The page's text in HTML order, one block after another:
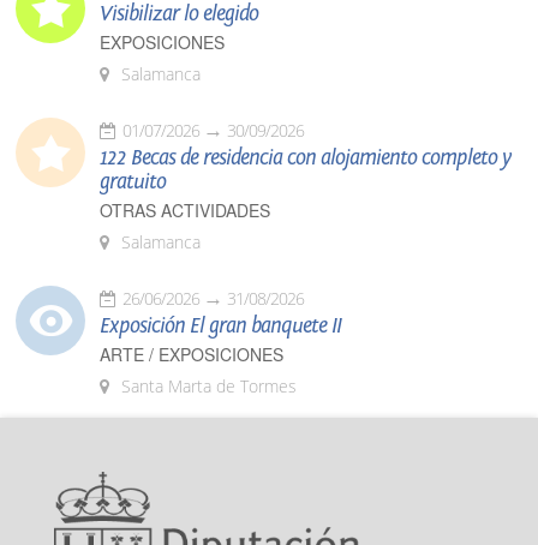
Visibilizar lo elegido
EXPOSICIONES
Salamanca
01/07/2026 30/09/2026
122 Becas de residencia con alojamiento completo y
gratuito
OTRAS ACTIVIDADES
Salamanca
26/06/2026 31/08/2026
Exposición El gran banquete II
ARTE / EXPOSICIONES
Santa Marta de Tormes